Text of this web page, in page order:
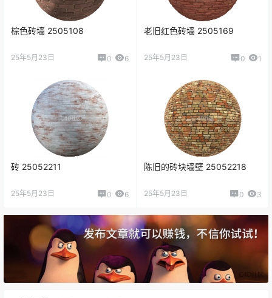
棕色砖墙 2505108
25年5月23日 0 6
老旧红色砖墙 2505169
25年5月23日 0 1
砖 25052211
25年5月23日 0 6
陈旧的砖块墙壁 25052218
25年5月23日 0 3